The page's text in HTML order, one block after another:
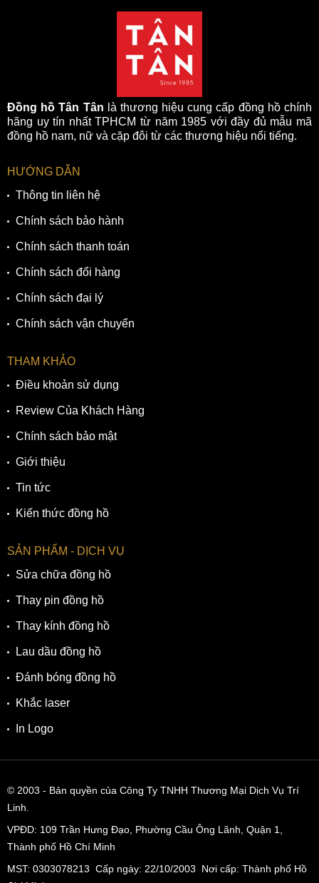
Đồng hồ Tân Tân là thương hiệu cung cấp đồng hồ chính
hãng uy tín nhất TPHCM từ năm 1985 với đầy đủ mẫu mã
đồng hồ nam, nữ và cặp đôi từ các thương hiệu nổi tiếng.
HƯỚNG DẪN
Thông tin liên hệ
Chính sách bảo hành
Chính sách thanh toán
Chính sách đổi hàng
Chính sách đại lý
Chính sách vận chuyển
THAM KHẢO
Điều khoản sử dụng
Review Của Khách Hàng
Chính sách bảo mật
Giới thiệu
Tin tức
Kiến thức đồng hồ
SẢN PHẨM - DỊCH VỤ
Sửa chữa đồng hồ
Thay pin đồng hồ
Thay kính đồng hồ
Lau dầu đồng hồ
Đánh bóng đồng hồ
Khắc laser
In Logo
© 2003 - Bản quyền của Công Ty TNHH Thương Mại Dịch Vụ Trí
Linh.
VPĐD: 109 Trần Hưng Đạo, Phường Cầu Ông Lãnh, Quận 1,
Thành phố Hồ Chí Minh
MST: 0303078213 Cấp ngày: 22/10/2003 Nơi cấp: Thành phố Hồ